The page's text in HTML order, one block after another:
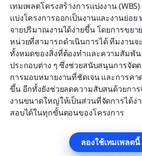
เทมเพลตโครงสร้างการแบ่งงาน
แบ่งโครงการออกเป็นงานและงานย่อย
จายปริมาณงานได้ง่ายขึ้น โดยการขยา
หน่วยที่สามารถดำเนินการได้ ทีมงานจ
ทั้งหมดของสิ่งที่ต้องทำและความสัมพัน
ประกอบต่าง ๆ ซึ่งช่วยสนับสนุนการจัดต
การมอบหมายงานที่ชัดเจน และการค
ขึ้น อีกทั้งยังช่วยลดความสับสนด้วยกา
งานขนาดใหญ่ให้เป็นส่วนที่จัดการได้ง่
สอบได้ในทุกขั้นตอนของโครงการ
ลองใช้เทมเพลตนี้